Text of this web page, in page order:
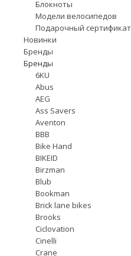
Блокноты
Модели велосипедов
Подарочный сертификат
Новинки
Бренды
Бренды
6KU
Abus
AEG
Ass Savers
Aventon
BBB
Bike Hand
BIKEID
Birzman
Blub
Bookman
Brick lane bikes
Brooks
Ciclovation
Cinelli
Crane